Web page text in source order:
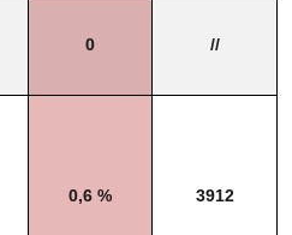
0 //
0,6 % 3912